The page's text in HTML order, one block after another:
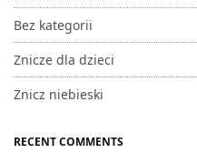
Bez kategorii
Znicze dla dzieci
Znicz niebieski
RECENT COMMENTS